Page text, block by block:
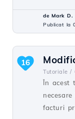
de Mark D.
Publicat la
Tutoriale /
În acest
facturi
16